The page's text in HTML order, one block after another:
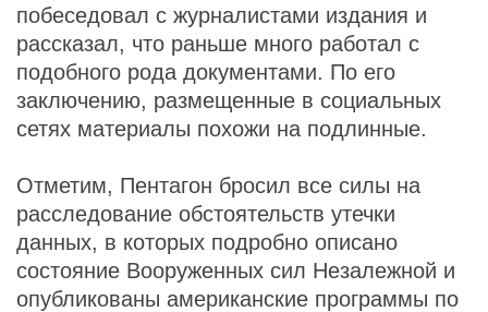
побеседовал с журналистами издания и
рассказал, что раньше много работал с
подобного рода документами. По его
заключению, размещенные в социальных
сетях материалы похожи на подлинные.
Отметим, Пентагон бросил все силы на
расследование обстоятельств утечки
данных, в которых подробно описано
состояние Вооруженных сил Незалежной и
опубликованы американские программы по